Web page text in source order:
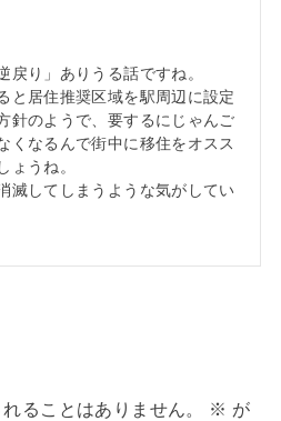
戻り」ありうる話ですね。
と居住推奨区域を駅周辺に設定
針のようで、要するにじゃんご
くなるんで街中に移住をオスス
ょうね。
滅してしまうような気がしてい
ることはありません。 ※ が